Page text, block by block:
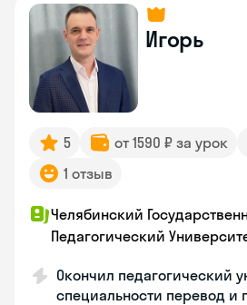
Игорь
5 от 1590 ₽ за урок
1 отзыв
Челябинский
Педагогический
Окончил педагогический
специальности перевод и